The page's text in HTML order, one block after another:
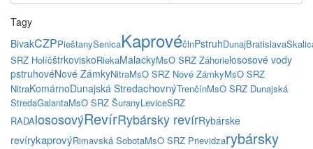
Tagy
BivakCZPPieštanySenicaKaprovéčlnPstruhDunajBratislava
SRZ HolíčštrkoviskoRiekaMalackyMsO SRZ Záhorielososové vody
pstruhovéNové ZámkyNitraMsO SRZ Nové ZámkyMsO SRZ
NitraKomárnoDunajská StredachovnýTrenčínMsO SRZ Dunajská
StredaGalantaMsO SRZ ŠuranyLeviceSRZ
RADAlososovýRevírRybársky revírRybárske
revírykaprovýRimavská SobotaMsO SRZ Prievidzarybársky